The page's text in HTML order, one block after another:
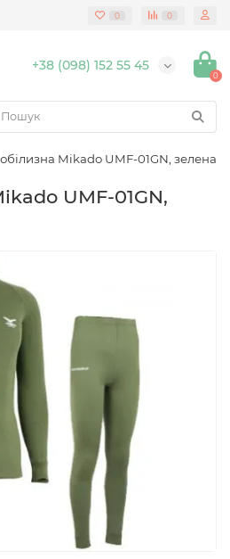
0 0
+38 (098) 152 55 45
0
Mikado UMF-01GN, зелена
UMF-01GN,